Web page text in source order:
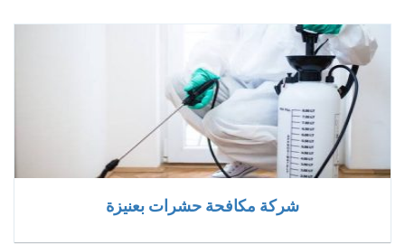
شركة مكافحة حشرات بعنيزة